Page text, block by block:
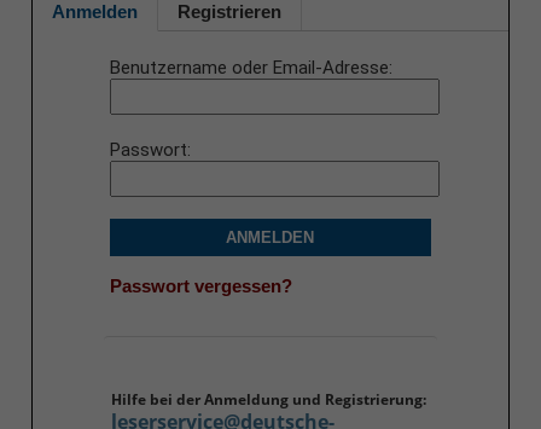
Anmelden Registrieren
Benutzername oder Email-Adresse
Passwort
ANMELDEN
Passwort vergessen?
Hilfe bei der Anmeldung und Registrierung:
leserservice@deutsche-